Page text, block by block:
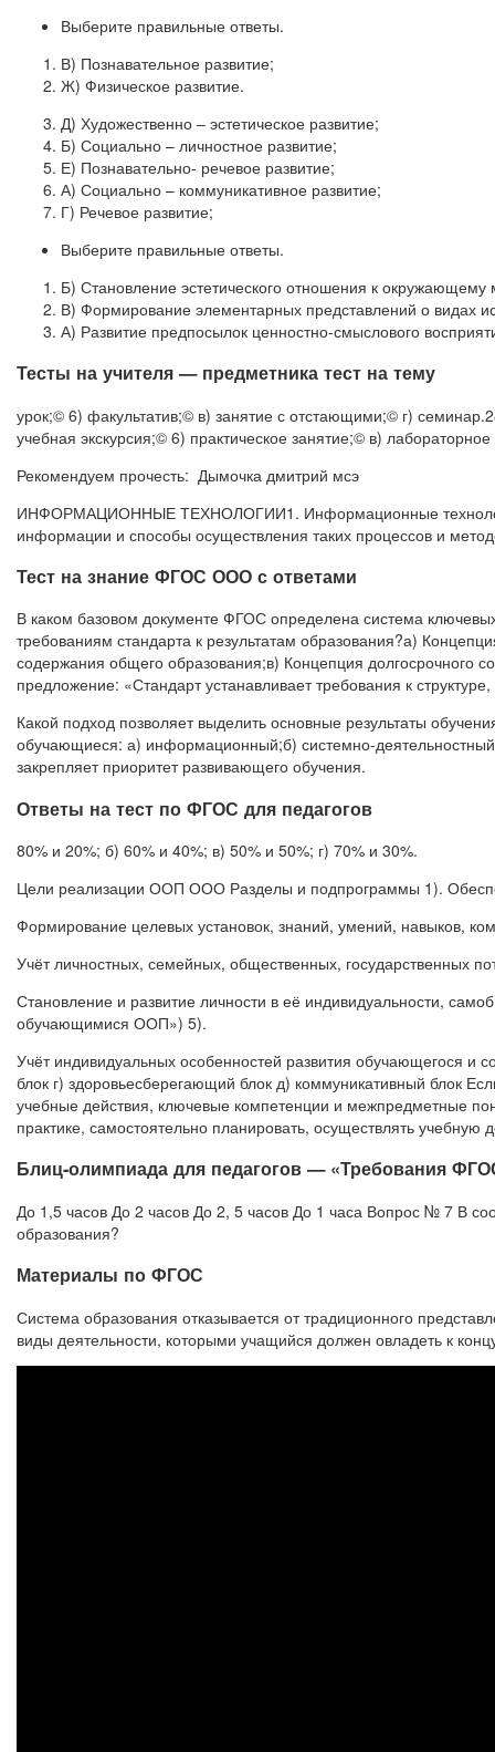
Выберите правильные ответы.
В) Познавательное развитие;
Ж) Физическое развитие.
Д) Художественно – эстетическое развитие;
Б) Социально – личностное развитие;
Е) Познавательно- речевое развитие;
А) Социально – коммуникативное развитие;
Г) Речевое развитие;
Выберите правильные ответы.
Б) Становление эстетического отношения к окружающему
В) Формирование элементарных представлений о видах
А) Развитие предпосылок ценностно-смыслового
Тесты на учителя — предметника тест на тему
урок;© 6) факультатив;© в) занятие с отстающими;© г)
учебная экскурсия;© 6) практическое занятие;© в)
Рекомендуем прочесть: Дымочка дмитрий мсэ
ИНФОРМАЦИОННЫЕ ТЕХНОЛОГИИ1. Информационные
информации и способы осуществления таких процессов и
Тест на знание ФГОС ООО с ответами
В каком базовом документе ФГОС определена система
требованиям стандарта к результатам образования?а)
содержания общего образования;в) Концепция долгосрочного
предложение: «Стандарт устанавливает требования к
Какой подход позволяет выделить основные результаты
обучающиеся: а) информационный;б) системно-
закрепляет приоритет развивающего обучения.
Ответы на тест по ФГОС для педагогов
80% и 20%; б) 60% и 40%; в) 50% и 50%; г) 70% и 30%.
Цели реализации ООП ООО Разделы и подпрограммы 1).
Формирование целевых установок, знаний, умений, навыков,
Учёт личностных, семейных, общественных, государственных
Становление и развитие личности в её индивидуальности,
обучающимися ООП») 5).
Учёт индивидуальных особенностей развития обучающегося и
блок г) здоровьесберегающий блок д) коммуникативный блок
учебные действия, ключевые компетенции и межпредметные
практике, самостоятельно планировать, осуществлять учебную
Блиц-олимпиада для педагогов — «Требования
До 1,5 часов До 2 часов До 2, 5 часов До 1 часа Вопрос № 7 В
образования?
Материалы по ФГОС
Система образования отказывается от традиционного
виды деятельности, которыми учащийся должен овладеть к